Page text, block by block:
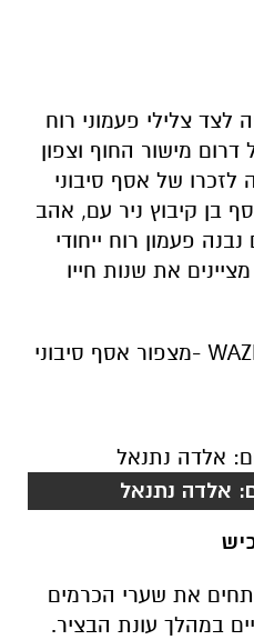
לצד צלילי פעמוני רוח
מישור החוף וצפון
של אסף סיבוני
בן קיבוץ ניר עם, אהב
פעמון רוח ייחודי
את שנות חייו
אלדה נתנאל
את שערי הכרמים
במהלך עונת הבציר.